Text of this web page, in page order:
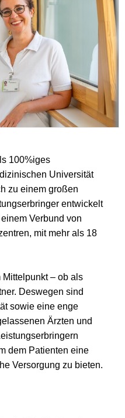
100%iges
Universität
zu einem großen
entwickelt
Verbund von
mit mehr als 18
Mittelpunkt – ob als
Deswegen sind
sowie eine enge
Ärzten und
dem Patienten eine
Versorgung zu bieten.